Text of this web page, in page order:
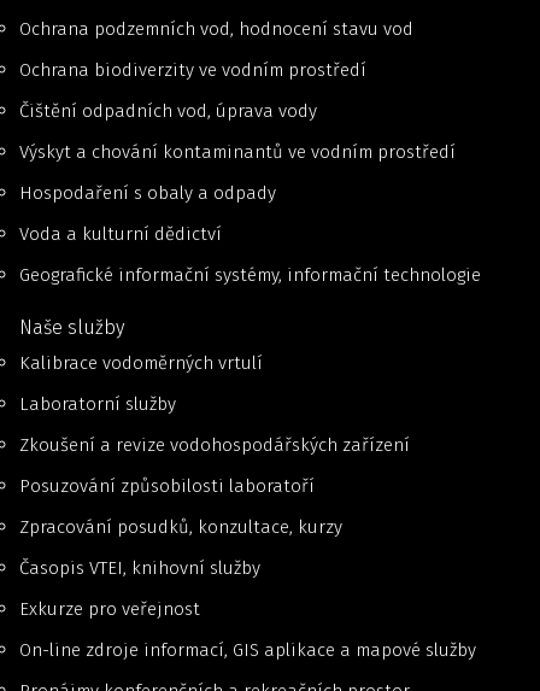
Ochrana podzemních vod, hodnocení stavu vod
Ochrana biodiverzity ve vodním prostředí
Čištění odpadních vod, úprava vody
Výskyt a chování kontaminantů ve vodním prostředí
Hospodaření s obaly a odpady
Voda a kulturní dědictví
Geografické informační systémy, informační technologie
Naše služby
Kalibrace vodoměrných vrtulí
Laboratorní služby
Zkoušení a revize vodohospodářských zařízení
Posuzování způsobilosti laboratoří
Zpracování posudků, konzultace, kurzy
Časopis VTEI, knihovní služby
Exkurze pro veřejnost
On-line zdroje informací, GIS aplikace a mapové služby